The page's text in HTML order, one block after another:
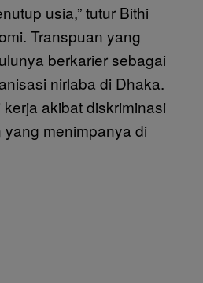
usia,” tutur Bithi
Transpuan yang
berkarier sebagai
nirlaba di Dhaka.
akibat diskriminasi
menimpanya di